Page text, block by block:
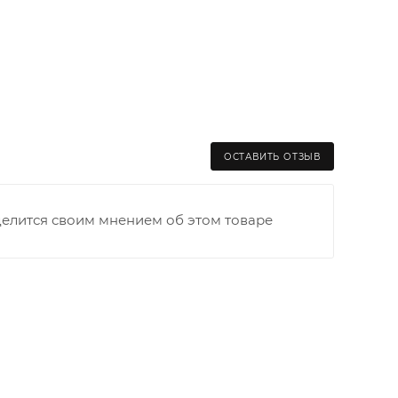
ОСТАВИТЬ ОТЗЫВ
своим мнением об этом товаре